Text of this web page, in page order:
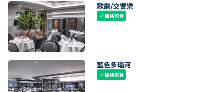
歌劇/交響樂
check價格包含
藍色多瑙河
check價格包含